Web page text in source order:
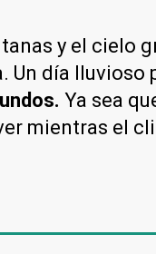
y el cielo
Un día lluvioso
Ya sea
mientras el